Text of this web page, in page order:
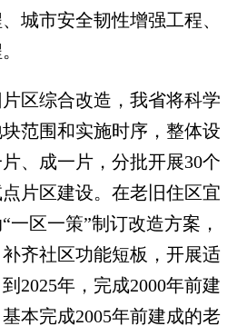
城市安全韧性增强工程、
综合改造，我省将科学
范围和实施时序，整体设
、成一片，分批开展30个
片区建设。在老旧住区宜
一区一策”制订改造方案，
齐社区功能短板，开展适
2025年，完成2000年前建
本完成2005年前建成的老